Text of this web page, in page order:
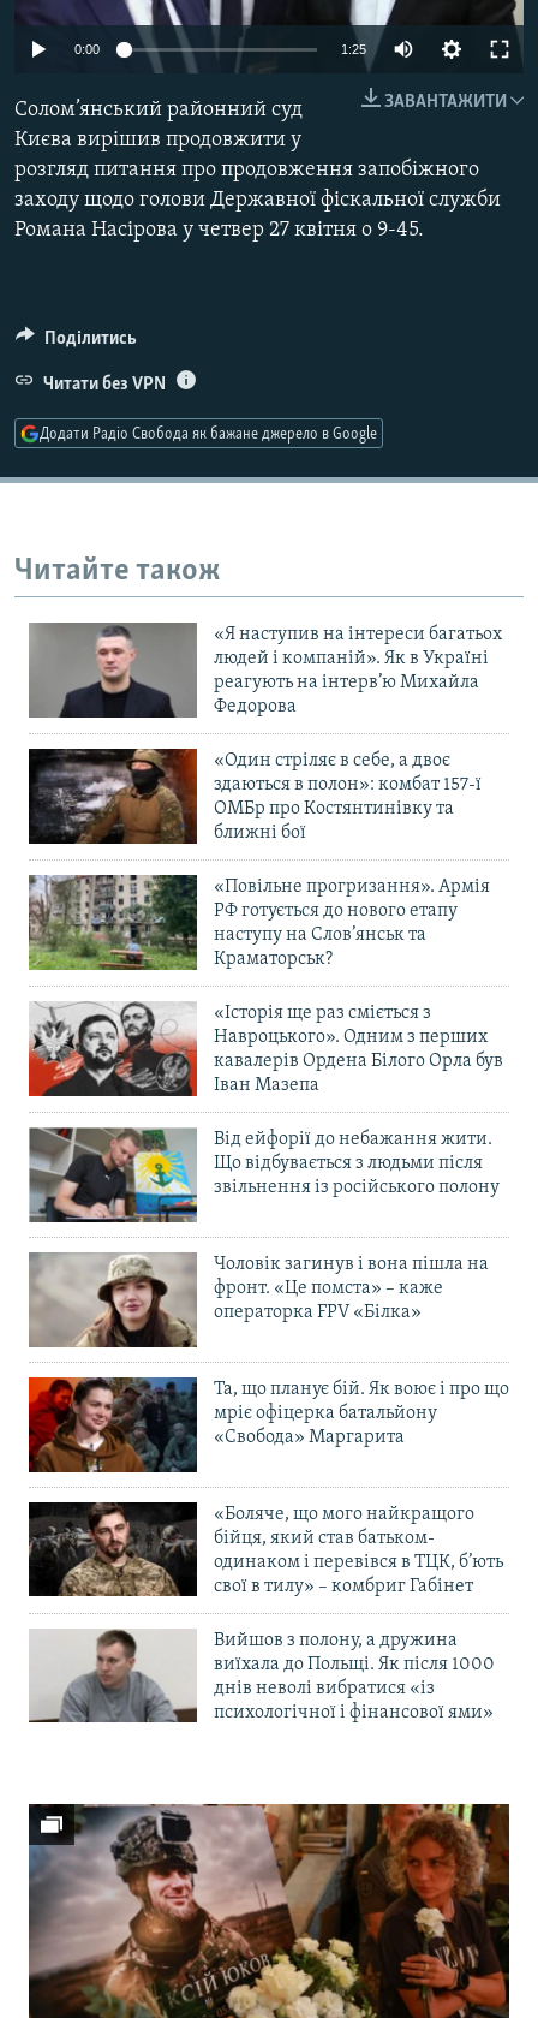
МУЛЬТИМЕДІА
ФОТО
СПЕЦПРОЄКТИ
ПОДКАСТИ
КРИМ РЕАЛІЇ
КТАТ
Усі сайти RFE/RL
0:00 1:25
ЗАВАНТАЖИТИ
Солом’янський районний суд
Києва вирішив продовжити у
розгляд питання про продовження запобіжного
заходу щодо голови Державної фіскальної служби
Романа Насірова у четвер 27 квітня о 9-45.
Поділитись
Читати без VPN
Додати Радіо Свобода як бажане джерело в Google
Читайте також
«Я наступив на інтереси багатьох
людей і компаній». Як в Україні
реагують на інтерв’ю Михайла
Федорова
«Один стріляє в себе, а двоє
здаються в полон»: комбат 157-ї
ОМБр про Костянтинівку та
ближні бої
«Повільне прогризання». Армія
РФ готується до нового етапу
наступу на Слов’янськ та
Краматорськ?
«Історія ще раз сміється з
Навроцького». Одним з перших
кавалерів Ордена Білого Орла був
Іван Мазепа
Від ейфорії до небажання жити.
Що відбувається з людьми після
звільнення із російського полону
Чоловік загинув і вона пішла на
фронт. «Це помста» – каже
операторка FPV «Білка»
Та, що планує бій. Як воює і про що
мріє офіцерка батальйону
«Свобода» Маргарита
«Боляче, що мого найкращого
бійця, який став батьком-
одинаком і перевівся в ТЦК, б’ють
свої в тилу» – комбриг Габінет
Вийшов з полону, а дружина
виїхала до Польщі. Як після 1000
днів неволі вибратися «із
психологічної і фінансової ями»